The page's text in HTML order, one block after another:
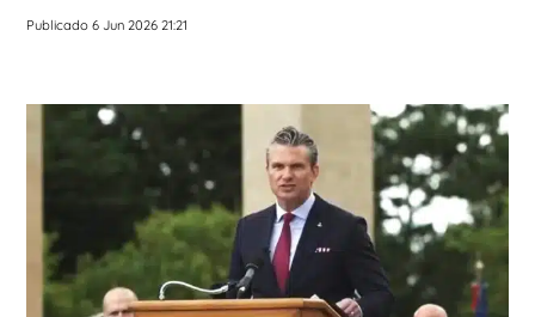
Publicado 6 Jun 2026 21:21